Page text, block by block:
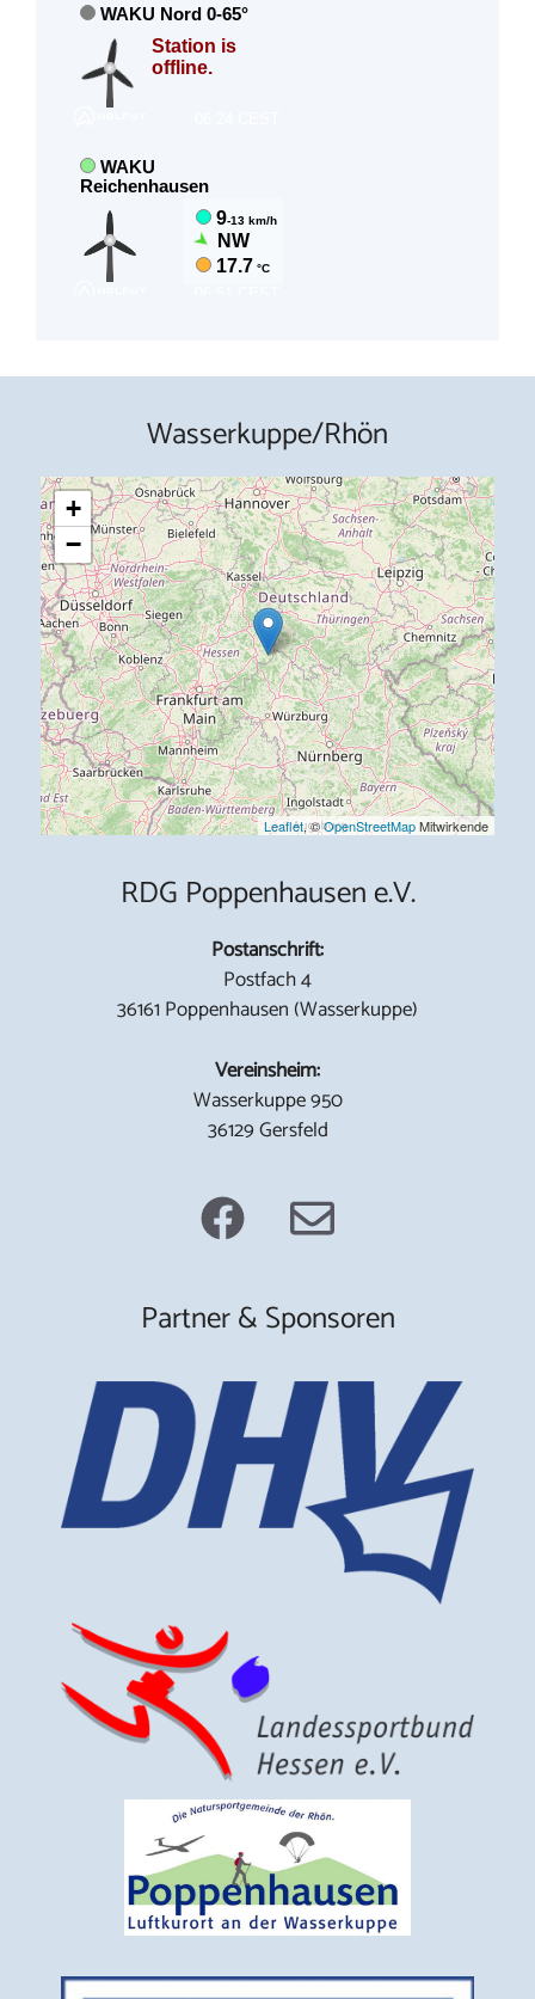
Wasserkuppe/Rhön
+
−
Leaflet, ©OpenStreetMapMitwirkende
RDG Poppenhausen e.V.
Postanschrift:
Postfach 4
36161 Poppenhausen (Wasserkuppe)
Vereinsheim:
Wasserkuppe 950
36129 Gersfeld
Partner & Sponsoren